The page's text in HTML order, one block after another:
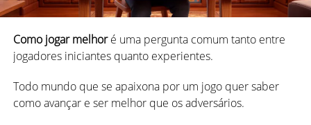
O baralho espanhol sempre foi dividido em 4naipes,
chamados: Oros (“ouros” ou moedas de ouro), Copas,
Espadas e Bastos (paus).
3 sugestões de jogos para Dia dos
Pais
Como jogar melhoré uma pergunta comum tanto entre
jogadores iniciantes quanto experientes.
Todo mundo que se apaixona por um jogo quer saber
como avançar e ser melhor que os adversários.